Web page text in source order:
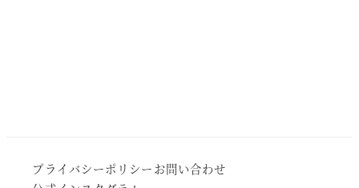
プライバシーポリシーお問い合わせ